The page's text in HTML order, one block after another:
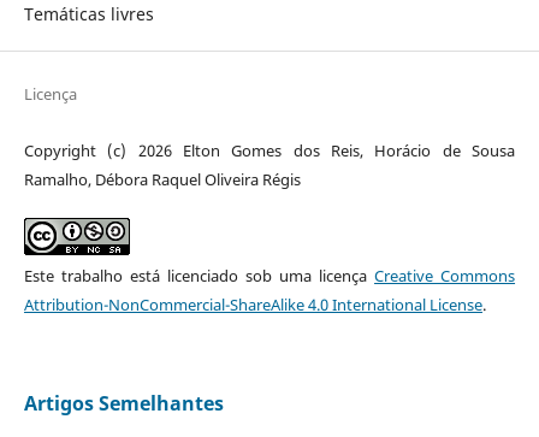
Temáticas livres
Licença
Copyright (c) 2026 Elton Gomes dos Reis, Horácio de Sousa
Ramalho, Débora Raquel Oliveira Régis
Este trabalho está licenciado sob uma licençaCreative Commons
Attribution-NonCommercial-ShareAlike 4.0 International License.
Artigos Semelhantes